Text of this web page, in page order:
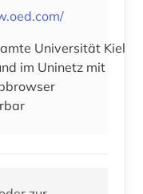
Universität Kiel
im Uninetz mit